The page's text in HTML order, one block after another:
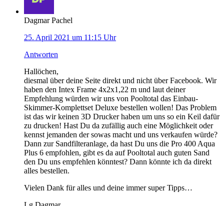
Dagmar Pachel
25. April 2021 um 11:15 Uhr
Antworten
Hallöchen,
diesmal über deine Seite direkt und nicht über Facebook. Wir
haben den Intex Frame 4x2x1,22 m und laut deiner
Empfehlung würden wir uns von Pooltotal das Einbau-
Skimmer-Komplettset Deluxe bestellen wollen! Das Problem
ist das wir keinen 3D Drucker haben um uns so ein Keil dafür
zu drucken! Hast Du da zufällig auch eine Möglichkeit oder
kennst jemanden der sowas macht und uns verkaufen würde?
Dann zur Sandfilteranlage, da hast Du uns die Pro 400 Aqua
Plus 6 empfohlen, gibt es da auf Pooltotal auch guten Sand
den Du uns empfehlen könntest? Dann könnte ich da direkt
alles bestellen.
Vielen Dank für alles und deine immer super Tipps…